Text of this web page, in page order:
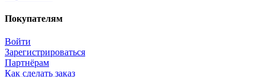
Покупателям
Войти
Зарегистрироваться
Партнёрам
Как сделать заказ